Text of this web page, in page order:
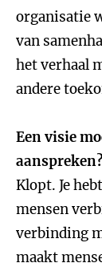
organisatie
van
het verhaal
andere
Een visie
aanspreken?
Klopt. Je
mensen
verbinding
maakt